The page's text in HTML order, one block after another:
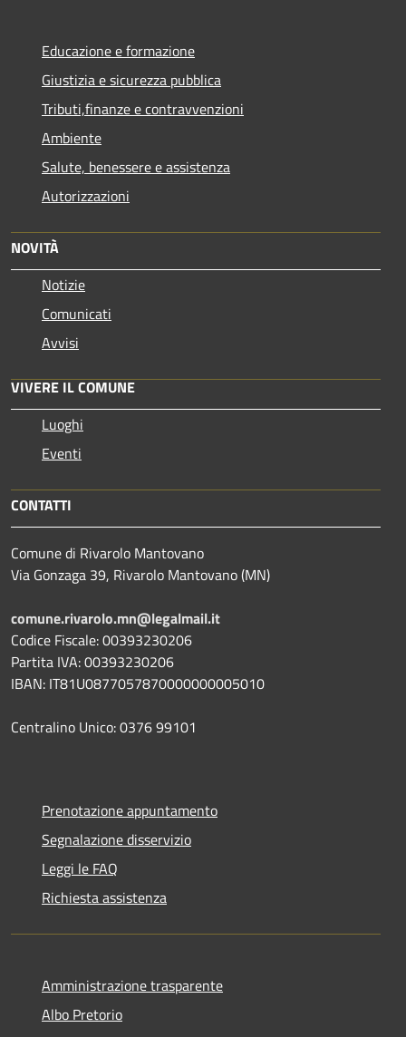
Educazione e formazione
Giustizia e sicurezza pubblica
Tributi,finanze e contravvenzioni
Ambiente
Salute, benessere e assistenza
Autorizzazioni
NOVITÀ
Notizie
Comunicati
Avvisi
VIVERE IL COMUNE
Luoghi
Eventi
CONTATTI
Comune di Rivarolo Mantovano
Via Gonzaga 39, Rivarolo Mantovano (MN)
comune.rivarolo.mn@legalmail.it
Codice Fiscale: 00393230206
Partita IVA: 00393230206
IBAN: IT81U0877057870000000005010
Centralino Unico: 0376 99101
Prenotazione appuntamento
Segnalazione disservizio
Leggi le FAQ
Richiesta assistenza
Amministrazione trasparente
Albo Pretorio